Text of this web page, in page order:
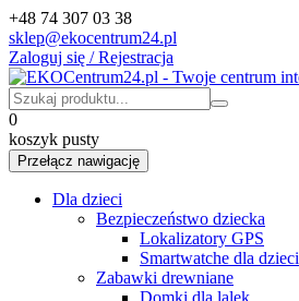
+48 74 307 03 38
sklep@ekocentrum24.pl
Zaloguj się / Rejestracja
0
koszyk pusty
Przełącz nawigację
Dla dzieci
Bezpieczeństwo dziecka
Lokalizatory GPS
Smartwatche dla dzieci
Zabawki drewniane
Domki dla lalek